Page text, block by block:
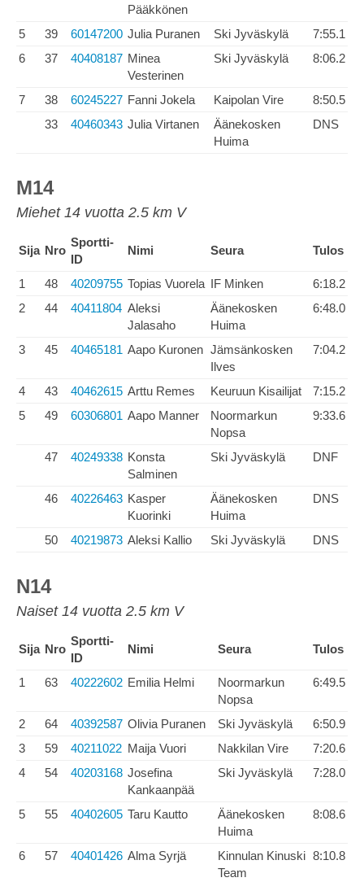
Pääkkönen
5 39 60147200 Julia Puranen Ski Jyväskylä
7:55.1
6
37 40408187 Minea
Vesterinen
Ski Jyväskylä 8:06.2
7 38 60245227 Fanni Jokela Kaipolan Vire
8:50.5
33
40460343 Julia Virtanen
Äänekosken
Huima
DNS
M14
Miehet 14 vuotta 2.5 km V
Sija Nro
Sportti-
ID
Nimi Seura Tulos
1 48 40209755 Topias Vuorela IF Minken
6:18.2
2
44 40411804 Aleksi
Jalasaho
Äänekosken
Huima
6:48.0
3 45 40465181 Aapo Kuronen Jämsänkosken
Ilves
7:04.2
4 43 40462615 Arttu Remes Keuruun Kisailijat
7:15.2
5
49 60306801 Aapo Manner
Noormarkun
Nopsa
9:33.6
47 40249338 Konsta
Salminen
Ski Jyväskylä DNF
46 40226463 Kasper
Kuorinki
Äänekosken
Huima
DNS
50 40219873 Aleksi Kallio Ski Jyväskylä DNS
N14
Naiset 14 vuotta 2.5 km V
Sija Nro
Sportti-
ID
Nimi Seura Tulos
1 63 40222602 Emilia Helmi
Noormarkun
Nopsa
6:49.5
2 64 40392587 Olivia Puranen Ski Jyväskylä
6:50.9
3
59 40211022 Maija Vuori Nakkilan Vire
7:20.6
4
54 40203168 Josefina
Kankaanpää
Ski Jyväskylä 7:28.0
5 55 40402605 Taru Kautto
Äänekosken
Huima
8:08.6
6 57 40401426 Alma Syrjä
Kinnulan Kinuski
Team
8:10.8